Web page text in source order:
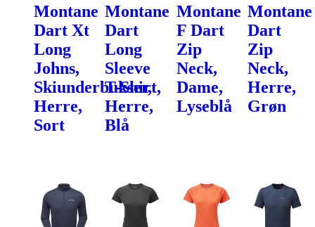
Montane
Dart Xt
Long
Johns,
Skiunderbukser,
Herre,
Sort
Montane
Dart
Long
Sleeve
T-Shirt,
Herre,
Blå
Montane
F Dart
Zip
Neck,
Dame,
Lyseblå
Montane
Dart
Zip
Neck,
Herre,
Grøn